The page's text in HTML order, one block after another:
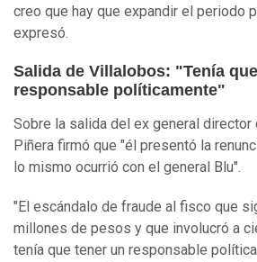
creo que hay que expandir el periodo
expresó.
Salida de Villalobos: "Tenía
responsable políticamente"
Sobre la salida del ex general director
Piñera firmó que "él presentó la
lo mismo ocurrió con el general Blu".
"El escándalo de fraude al fisco que
millones de pesos y que involucró a
tenía que tener un responsable